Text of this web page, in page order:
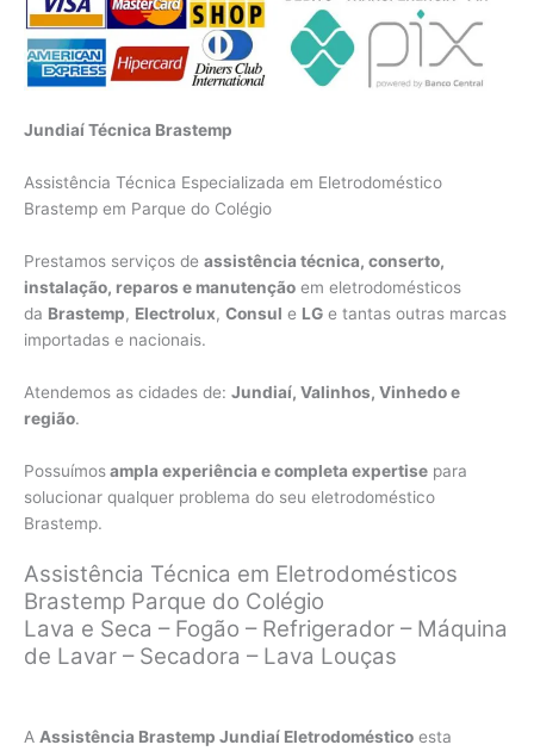
Jundiaí Técnica Brastemp
Assistência Técnica Especializada em Eletrodoméstico
Brastemp em Parque do Colégio
Prestamos serviços de assistência técnica, conserto,
instalação, reparos e manutenção em eletrodomésticos
da Brastemp, Electrolux, Consul e LG e tantas outras marcas
importadas e nacionais.
Atendemos as cidades de: Jundiaí, Valinhos, Vinhedo e
região.
Possuímosampla experiência e completa expertise para
solucionar qualquer problema do seu eletrodoméstico
Brastemp.
Assistência Técnica em Eletrodomésticos
Brastemp Parque do Colégio
Lava e Seca – Fogão – Refrigerador – Máquina
de Lavar – Secadora – Lava Louças
A Assistência Brastemp Jundiaí Eletrodoméstico esta